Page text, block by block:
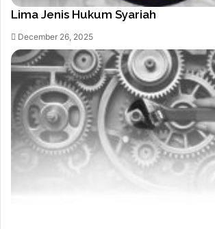
Lima Jenis Hukum Syariah
December 26, 2025